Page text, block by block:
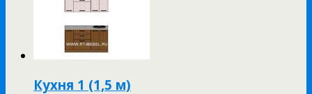
Кухня 1 (1,5 м)